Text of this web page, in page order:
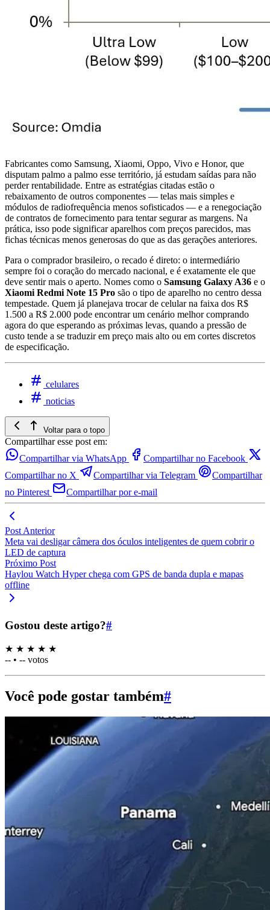
Fabricantes como Samsung, Xiaomi, Oppo, Vivo e Honor, que
disputam palmo a palmo esse território, já estudam saídas para não
perder rentabilidade. Entre as estratégias citadas estão o
rebaixamento de outros componentes — telas mais simples e
módulos de radiofrequência menos sofisticados — e a renegociação
de contratos de fornecimento para tentar segurar as margens. Na
prática, isso pode significar aparelhos com preços parecidos, mas
fichas técnicas menos generosas do que as das gerações anteriores.
Para o comprador brasileiro, o recado é direto: o intermediário
sempre foi o coração do mercado nacional, e é exatamente ele que
deve sentir mais o aperto. Nomes como o Samsung Galaxy A36 e o
Xiaomi Redmi Note 15 Pro são o tipo de aparelho no centro dessa
tempestade. Quem já planejava trocar de celular na faixa dos R$
1.500 a R$ 2.000 pode encontrar um cenário melhor comprando
agora do que esperando as próximas levas, quando a pressão de
custo tende a se traduzir em preço mais alto ou em cortes discretos
de especificação.
celulares
noticias
Voltar para o topo
Compartilhar esse post em:
Compartilhar via WhatsApp
Compartilhar no Facebook
Compartilhar no X
Compartilhar via Telegram
Compartilhar
no Pinterest
Compartilhar por e-mail
Post Anterior
Meta vai desligar câmera dos óculos inteligentes de quem cobrir o
LED de captura
Próximo Post
Haylou Watch Hyper chega com GPS de banda dupla e mapas
offline
Gostou deste artigo?#
★ ★ ★ ★ ★
-- • -- votos
Você pode gostar também#